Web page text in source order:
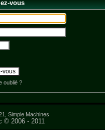
vous
oublié ?
Simple Machines
© 2006 - 2011